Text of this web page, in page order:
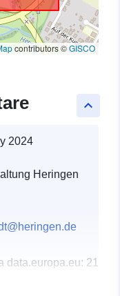
contributors ©GISCO
keyboard_arrow_up
2024
Heringen
data.europa.eu: 21